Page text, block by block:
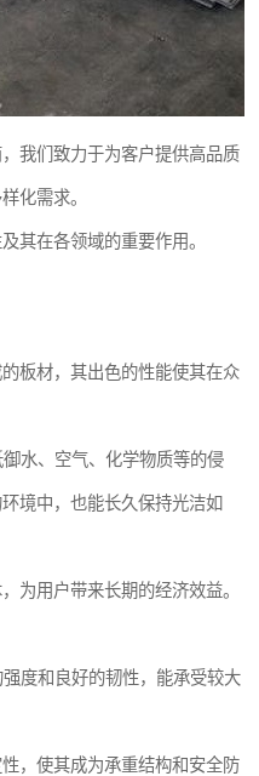
我们致力于为客户提供高品质
化需求。
其在各领域的重要作用。
板材，其出色的性能使其在众
水、空气、化学物质等的侵
境中，也能长久保持光洁如
为用户带来长期的经济效益。
度和良好的韧性，能承受较大
，使其成为承重结构和安全防